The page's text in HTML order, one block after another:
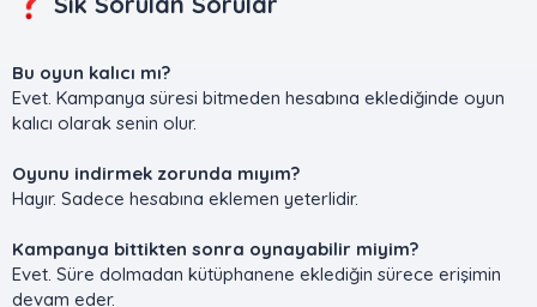
Bu oyun kalıcı mı?
Evet. Kampanya süresi bitmeden hesabına eklediğinde oyun
kalıcı olarak senin olur.
Oyunu indirmek zorunda mıyım?
Hayır. Sadece hesabına eklemen yeterlidir.
Kampanya bittikten sonra oynayabilir miyim?
Evet. Süre dolmadan kütüphanene eklediğin sürece erişimin
devam eder.